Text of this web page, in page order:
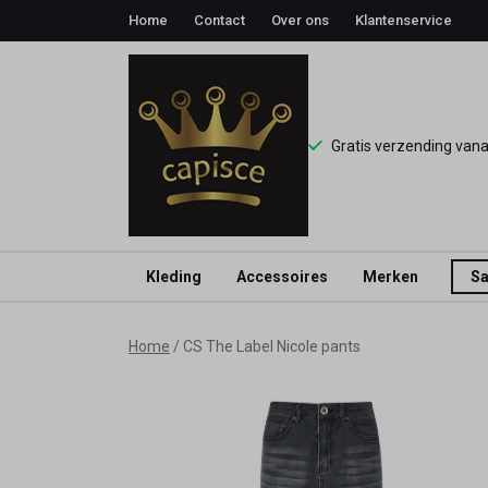
Home Contact Over ons Klantenservice
Gratis verzending
Kleding Accessoires Merken
Home CS The Label Nicole pants